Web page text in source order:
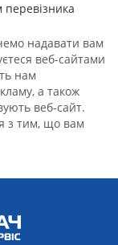
надавати вам
веб-сайтами
нам
а також
веб-сайт.
з тим, що вам